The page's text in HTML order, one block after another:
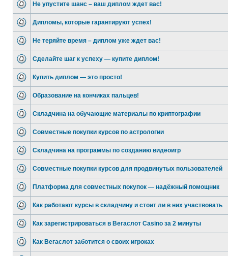
Не упустите шанс – ваш диплом ждет вас!
Дипломы, которые гарантируют успех!
Не теряйте время – диплом уже ждет вас!
Сделайте шаг к успеху — купите диплом!
Купить диплом — это просто!
Образование на кончиках пальцев!
Складчина на обучающие материалы по криптографии
Совместные покупки курсов по астрологии
Складчина на программы по созданию видеоигр
Совместные покупки курсов для продвинутых пользователей
Платформа для совместных покупок — надёжный помощник
Как работают курсы в складчину и стоит ли в них участвовать
Как зарегистрироваться в Вегаслот Casino за 2 минуты
Как Вегаслот заботится о своих игроках